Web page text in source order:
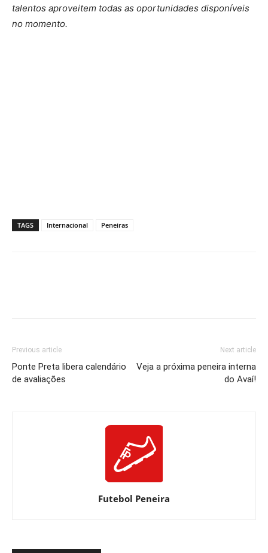
talentos aproveitem todas as oportunidades disponíveis
no momento.
TAGS Internacional Peneiras
Previous article
Ponte Preta libera calendário
de avaliações
Next article
Veja a próxima peneira interna
do Avaí!
Futebol Peneira